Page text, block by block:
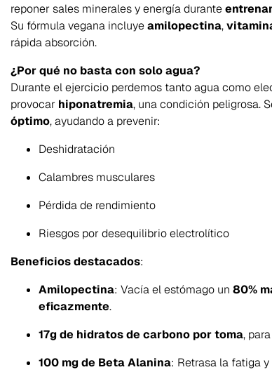
reponer sales minerales y energía durante
Su fórmula vegana incluyeamilopectina,
rápida absorción.
¿Por qué no basta con solo agua?
Durante el ejercicio perdemos tanto agua como
provocar hiponatremia, una condición peligrosa.
óptimo, ayudando a prevenir:
Deshidratación
Calambres musculares
Pérdida de rendimiento
Riesgos por desequilibrio electrolítico
Beneficios destacados:
Amilopectina: Vacía el estómago un 80%
eficazmente.
17g de hidratos de carbono por toma,
100 mg de Beta Alanina: Retrasa la fatiga